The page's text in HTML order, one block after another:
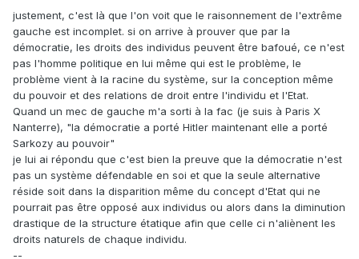
justement, c'est là que l'on voit que le raisonnement de l'extrême
gauche est incomplet. si on arrive à prouver que par la
démocratie, les droits des individus peuvent être bafoué, ce n'est
pas l'homme politique en lui même qui est le problème, le
problème vient à la racine du système, sur la conception même
du pouvoir et des relations de droit entre l'individu et l'Etat.
Quand un mec de gauche m'a sorti à la fac (je suis à Paris X
Nanterre), "la démocratie a porté Hitler maintenant elle a porté
Sarkozy au pouvoir"
je lui ai répondu que c'est bien la preuve que la démocratie n'est
pas un système défendable en soi et que la seule alternative
réside soit dans la disparition même du concept d'Etat qui ne
pourrait pas être opposé aux individus ou alors dans la diminution
drastique de la structure étatique afin que celle ci n'aliènent les
droits naturels de chaque individu.
--